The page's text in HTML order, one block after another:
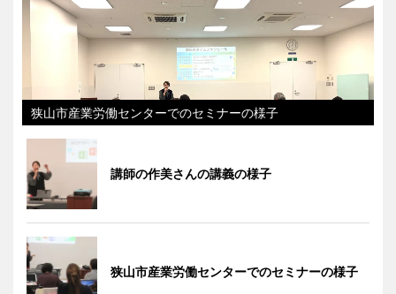
狭山市産業労働センターでのセミナーの様子
講師の作美さんの講義の様子
狭山市産業労働センターでのセミナーの様子